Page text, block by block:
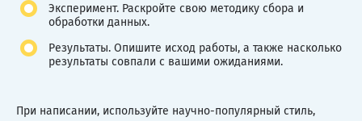
Эксперимент. Раскройте свою методику сбора и
обработки данных.
Результаты. Опишите исход работы, а также насколько
результаты совпали с вашими ожиданиями.
При написании, используйте научно-популярный стиль,